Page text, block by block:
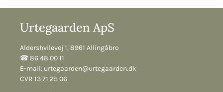
Urtegaarden ApS
Aldershvilevej 1, 8961 Allingåbro
☎︎ 86 48 00 11
E-mail: urtegaarden@urtegaarden.dk
CVR 13 71 25 06